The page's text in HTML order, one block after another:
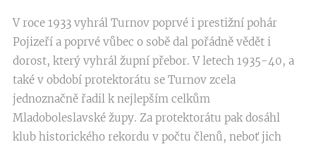
V roce 1933 vyhrál Turnov poprvé i prestižní pohár
Pojizeří a poprvé vůbec o sobě dal pořádně vědět i
dorost, který vyhrál župní přebor. V letech 1935-40, a
také v období protektorátu se Turnov zcela
jednoznačně řadil k nejlepším celkům
Mladoboleslavské župy. Za protektorátu pak dosáhl
klub historického rekordu v počtu členů, neboť jich